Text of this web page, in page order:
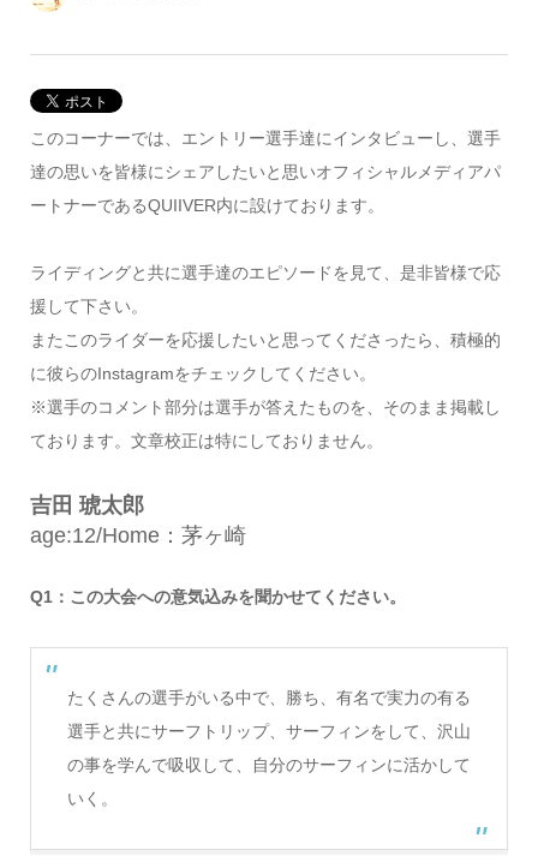
このコーナーでは、エントリー選手達にインタビューし、選手
達の思いを皆様にシェアしたいと思いオフィシャルメディアパ
ートナーであるQUIIVER内に設けております。
ライディングと共に選手達のエピソードを見て、是非皆様で応
援して下さい。
またこのライダーを応援したいと思ってくださったら、積極的
に彼らのInstagramをチェックしてください。
※選手のコメント部分は選手が答えたものを、そのまま掲載し
ております。文章校正は特にしておりません。
吉田 琥太郎
age:12/Home：茅ヶ崎
Q1：この大会への意気込みを聞かせてください。
たくさんの選手がいる中で、勝ち、有名で実力の有る
選手と共にサーフトリップ、サーフィンをして、沢山
の事を学んで吸収して、自分のサーフィンに活かして
いく。